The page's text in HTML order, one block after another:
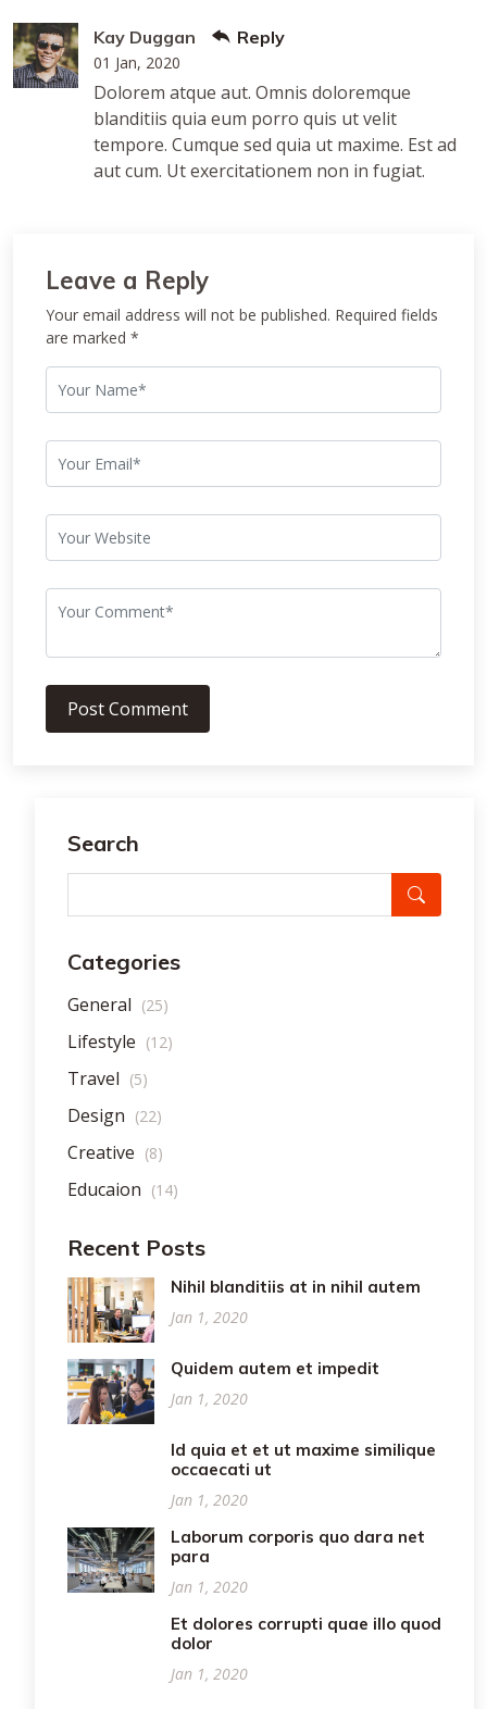
Kay Duggan Reply
01 Jan, 2020
Dolorem atque aut. Omnis doloremque
blanditiis quia eum porro quis ut velit
tempore. Cumque sed quia ut maxime. Est ad
aut cum. Ut exercitationem non in fugiat.
Leave a Reply
Your email address will not be published. Required fields
are marked *
Post Comment
Search
Categories
General (25)
Lifestyle (12)
Travel (5)
Design (22)
Creative (8)
Educaion (14)
Recent Posts
Nihil blanditiis at in nihil autem
Jan 1, 2020
Quidem autem et impedit
Jan 1, 2020
Id quia et et ut maxime similique
occaecati ut
Jan 1, 2020
Laborum corporis quo dara net
para
Jan 1, 2020
Et dolores corrupti quae illo quod
dolor
Jan 1, 2020